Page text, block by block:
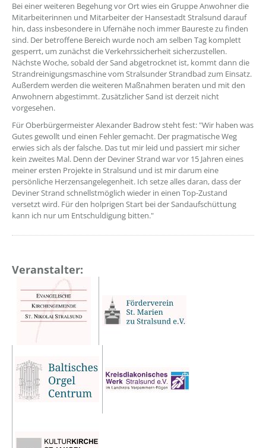
Bei einer weiteren Begehung vor Ort wies ein Gruppe Anwohner die
Mitarbeiterinnen und Mitarbeiter der Hansestadt Stralsund darauf
hin, dass insbesondere in Ufernähe noch immer Baureste zu finden
sind. Der betroffene Bereich wurde noch am selben Tag komplett
gesperrt, um zunächst die Verkehrssicherheit sicherzustellen.
Nächste Woche, sobald der Sand abgetrocknet ist, kommt dann die
Strandreinigungsmaschine vom Stralsunder Strandbad zum Einsatz.
Außerdem werden die weiteren Maßnahmen beraten und mit den
Anwohnern abgestimmt. Zusätzlicher Sand ist derzeit nicht
vorgesehen.
Für Oberbürgermeister Alexander Badrow steht fest: "Wir haben was
Gutes gewollt und einen Fehler gemacht. Der pragmatische Weg
erwies sich als der falsche. Das tut mir leid und passiert mir sicher
kein zweites Mal. Denn der Deviner Strand war vor 15 Jahren eines
meiner ersten Projekte in Stralsund und ist mir darum eine
persönliche Herzensangelegenheit. Ich setze alles daran, dass der
Deviner Strand schnellstmöglich wieder in einen Top-Zustand
versetzt wird. Für den holprigen Start bei der Sandaufschüttung
kann ich nur um Entschuldigung bitten."
Veranstalter: